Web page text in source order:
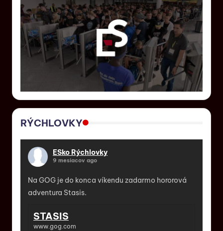
RÝCHLOVKY
ESko Rýchlovky
9 mesiacov ago
Na GOG je do konca víkendu zadarmo hororová
adventura Stasis.
STASIS
www.gog.com